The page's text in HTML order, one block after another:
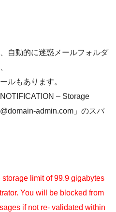
自動的に迷惑メールフォルダ
ルもあります。
– Storage
admin.com」のスパ
limit of 99.9 gigabytes
You will be blocked from
if not re- validated within